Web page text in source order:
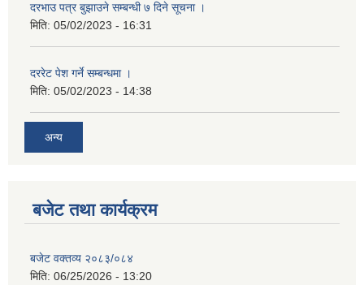
दरभाउ पत्र बुझाउने सम्बन्धी ७ दिने सूचना ।
मिति: 05/02/2023 - 16:31
दररेट पेश गर्ने सम्बन्धमा ।
मिति: 05/02/2023 - 14:38
अन्य
बजेट तथा कार्यक्रम
बजेट वक्तव्य २०८३/०८४
मिति: 06/25/2026 - 13:20